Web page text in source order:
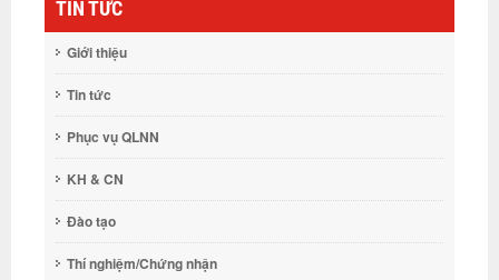
TIN TỨC
Giới thiệu
Tin tức
Phục vụ QLNN
KH & CN
Đào tạo
Thí nghiệm/Chứng nhận